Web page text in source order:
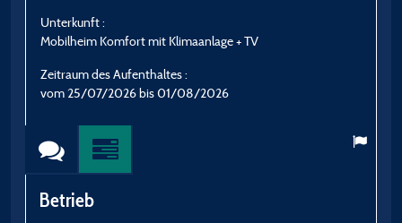
Unterkunft :
Mobilheim Komfort mit Klimaanlage + TV
Zeitraum des Aufenthaltes :
vom 25/07/2026 bis 01/08/2026
Betrieb